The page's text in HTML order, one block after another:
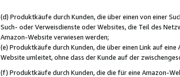
(d) Produktkäufe durch Kunden, die über einen von einer
Such- oder Verweisdienste oder Websites, die Teil des
Amazon-Website verwiesen werden;
(e) Produktkäufe durch Kunden, die über einen Link auf
Website umleitet, ohne dass der Kunde auf der
(f) Produktkäufe durch Kunden, die die für eine Amazon-